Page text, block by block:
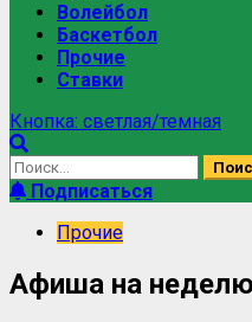
Волейбол
Баскетбол
Прочие
Ставки
Кнопка: светлая/темная
Подписаться
Прочие
Афиша на неделю